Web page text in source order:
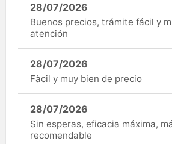
28/07/2026
Buenos precios, trámite fácil y
atención
28/07/2026
Fàcil y muy bien de precio
28/07/2026
Sin esperas, eficacia máxima,
recomendable